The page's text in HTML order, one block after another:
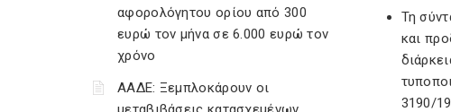
αφορολόγητου ορίου από 300
ευρώ τον μήνα σε 6.000 ευρώ τον
χρόνο
ΑΑΔΕ: Ξεμπλοκάρουν οι
Τη
και
3190/